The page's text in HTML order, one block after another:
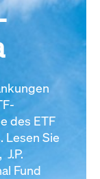
des ETF
Lesen Sie
Fund